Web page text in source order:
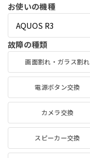
お使いの機種
故障の種類
画面割れ・ガラス割れ
電源ボタン交換
カメラ交換
スピーカー交換